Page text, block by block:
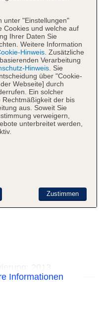
Seite. Die
Die
im Internet surfen.
von Ausflügen wird
verfügt über eine
Annehmlichkeiten.
sind vorhanden.
auf dem Spielplatz
den Reisenden
Verfügung. Zu den
kostenpflichtiger
und ein
die hauseigenen
2013
Informationen
unter "Einstellungen"
Cookies und welche auf
Ihrer Daten Sie
Weitere Information
Hinweis. Zusätzliche
Verarbeitung
Hinweis. Sie
über "Cookie-
Webseite] durch
Ein solcher
der bis
aus. Soweit Sie
verweigern,
unterbreitet werden,
Zustimmen